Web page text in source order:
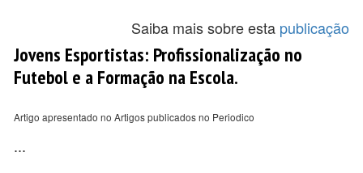
Saiba mais sobre esta publicação
Jovens Esportistas: Profissionalização no
Futebol e a Formação na Escola.
Artigo apresentado no Artigos publicados no Periodico
...